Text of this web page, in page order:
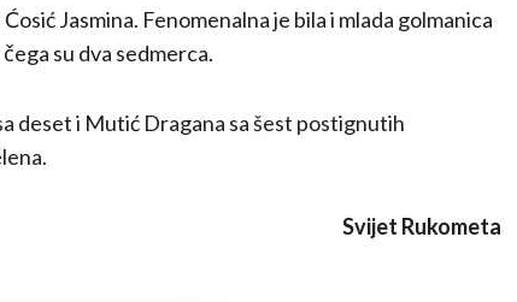
Jasmina. Fenomenalna je bila i mlada golmanica
su dva sedmerca.
deset i Mutić Dragana sa šest postignutih
Svijet Rukometa